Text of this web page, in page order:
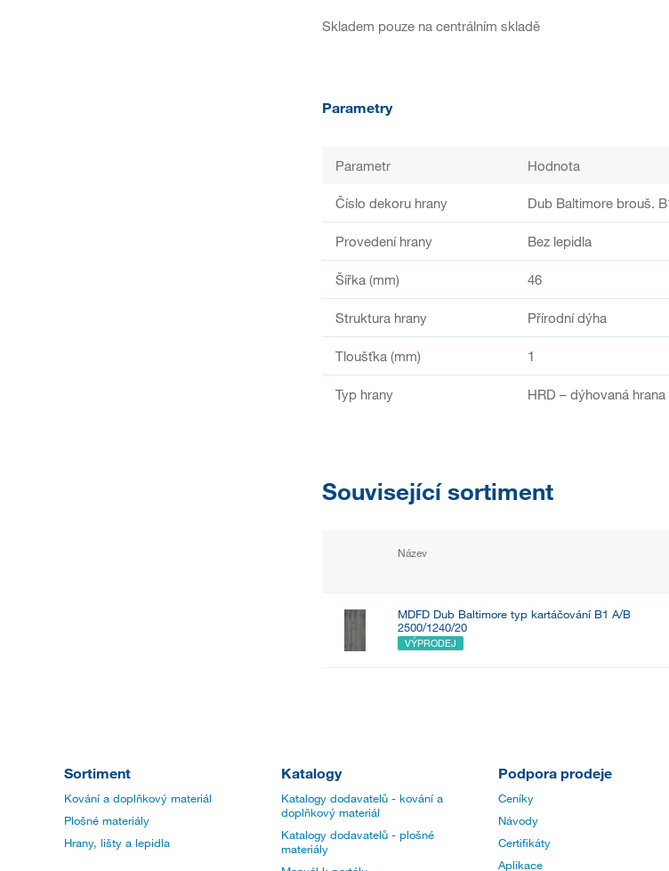
Skladem pouze na centrálním skladě
Parametry
Parametr Hodnota
Číslo dekoru hrany Dub Baltimore brouš.
Provedení hrany Bez lepidla
Šířka (mm) 46
Struktura hrany Přírodní dýha
Tloušťka (mm) 1
Typ hrany HRD – dýhovaná hrana
Související sortiment
Název
MDFD Dub Baltimore typ kartáčování B1 A/B
2500/1240/20
VÝPRODEJ
Sortiment
Kování a doplňkový materiál
Plošné materiály
Hrany, lišty a lepidla
Katalogy
Katalogy dodavatelů - kování a
doplňkový materiál
Katalogy dodavatelů - plošné
materiály
Podpora prodeje
Ceníky
Návody
Certifikáty
Aplikace